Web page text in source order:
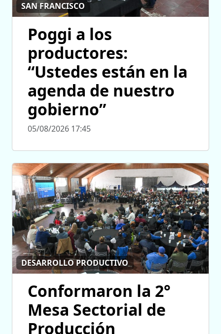
SAN FRANCISCO
Poggi a los
productores:
“Ustedes están en la
agenda de nuestro
gobierno”
05/08/2026 17:45
DESARROLLO PRODUCTIVO
Conformaron la 2°
Mesa Sectorial de
Producción